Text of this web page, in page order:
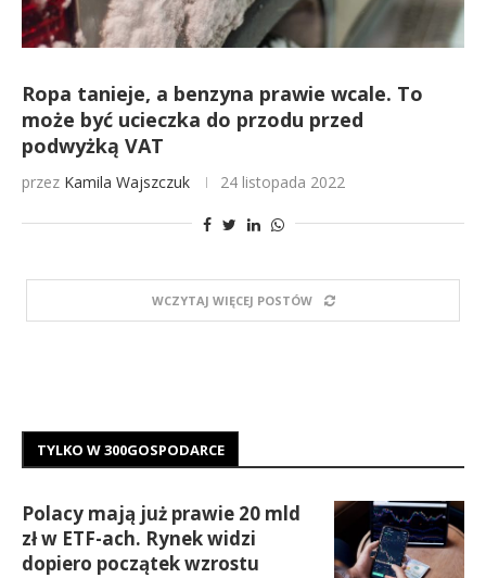
Ropa tanieje, a benzyna prawie wcale. To
może być ucieczka do przodu przed
podwyżką VAT
przez Kamila Wajszczuk 24 listopada 2022
WCZYTAJ WIĘCEJ POSTÓW
TYLKO W 300GOSPODARCE
Polacy mają już prawie 20 mld
zł w ETF-ach. Rynek widzi
dopiero początek wzrostu